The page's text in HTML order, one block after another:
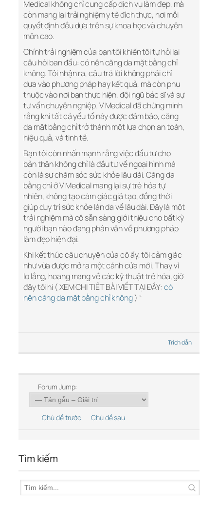
Medical không chỉ cung cấp dịch vụ làm đẹp, mà
còn mang lại trải nghiệm y tế đích thực, nơi mỗi
quyết định đều dựa trên sự khoa học và chuyên
môn cao.
Chính trải nghiệm của bạn tôi khiến tôi tự hỏi lại
câu hỏi ban đầu: có nên căng da mặt bằng chỉ
không. Tôi nhận ra, câu trả lời không phải chỉ
dựa vào phương pháp hay kết quả, mà còn phụ
thuộc vào nơi bạn thực hiện, đội ngũ bác sĩ và sự
tư vấn chuyên nghiệp. V Medical đã chứng minh
rằng khi tất cả yếu tố này được đảm bảo, căng
da mặt bằng chỉ trở thành một lựa chọn an toàn,
hiệu quả, và tinh tế.
Bạn tôi còn nhấn mạnh rằng việc đầu tư cho
bản thân không chỉ là đầu tư về ngoại hình mà
còn là sự chăm sóc sức khỏe lâu dài. Căng da
bằng chỉ ở V Medical mang lại sự trẻ hóa tự
nhiên, không tạo cảm giác giả tạo, đồng thời
giúp duy trì sức khỏe làn da về lâu dài. Đây là một
trải nghiệm mà cô sẵn sàng giới thiệu cho bất kỳ
người bạn nào đang phân vân về phương pháp
làm đẹp hiện đại.
Khi kết thúc câu chuyện của cô ấy, tôi cảm giác
như vừa được mở ra một cánh cửa mới. Thay vì
lo lắng, hoang mang về các kỹ thuật trẻ hóa, giờ
đây tôi hi ( XEM CHI TIẾT BÀI VIẾT TẠI ĐÂY: có
nên căng da mặt bằng chỉ không) “
Trích dẫn
Forum Jump:
Chủ đề trước Chủ đề sau
Tìm kiếm